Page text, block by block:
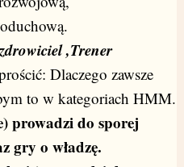
,Trener
Dlaczego zawsze
to w kategoriach HMM.
prowadzi do sporej
gry o władzę.